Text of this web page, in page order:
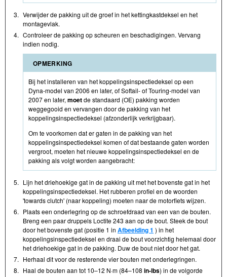
3. Verwijder de pakking uit de groef in het kettingkastdeksel en het
montagevlak.
4. Controleer de pakking op scheuren en beschadigingen. Vervang
indien nodig.
OPMERKING
Bij het installeren van het koppelingsinspectiedeksel op een
Dyna-model van 2006 en later, of Softail- of Touring-model van
2007 en later, moetde standaard (OE) pakking worden
weggegooid en vervangen door de pakking van het
koppelingsinspectiedeksel (afzonderlijk verkrijgbaar).
Om te voorkomen dat er gaten in de pakking van het
koppelingsinspectiedeksel komen of dat bestaande gaten worden
vergroot, moeten het nieuwe koppelingsinspectiedeksel en de
pakking als volgt worden aangebracht:
5. Lijn het driehoekige gat in de pakking uit met het bovenste gat in het
koppelingsinspectiedeksel. Het rubberen profiel en de woorden
'towards clutch' (naar koppeling) moeten naar de motorfiets wijzen.
6. Plaats een onderlegring op de schroefdraad van een van de bouten.
Breng een paar druppels Loctite 243 aan op de bout. Steek de bout
door het bovenste gat (positie 1 in Afbeelding 1 ) in het
koppelingsinspectiedeksel en draai de bout voorzichtig helemaal door
het driehoekige gat in de pakking. Duw de bout niet door het gat.
7. Herhaal dit voor de resterende vier bouten met onderlegringen.
8. Haal de bouten aan tot 10–12 N·m (84–108 in-lbs) in de volgorde